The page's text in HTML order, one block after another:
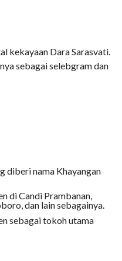
kekayaan Dara Sarasvati.
sebagai selebgram dan
diberi nama Khayangan
di Candi Prambanan,
dan lain sebagainya.
sebagai tokoh utama